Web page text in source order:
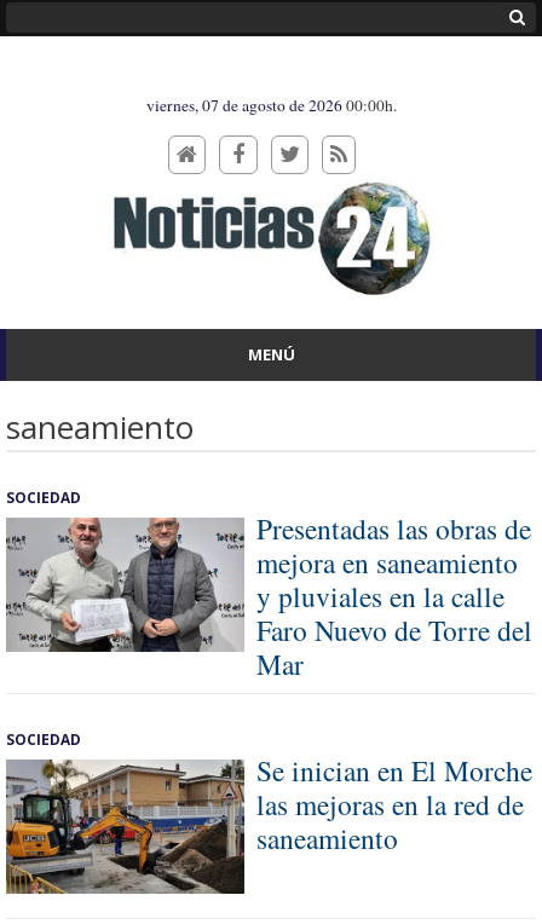
viernes, 07 de agosto de 202600:00h.
MENÚ
saneamiento
SOCIEDAD
Presentadas las obras de
mejora en saneamiento
y pluviales en la calle
Faro Nuevo de Torre del
Mar
SOCIEDAD
Se inician en El Morche
las mejoras en la red de
saneamiento